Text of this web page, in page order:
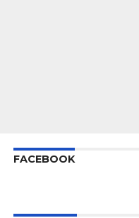
FACEBOOK